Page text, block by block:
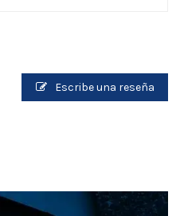
Escribe una reseña